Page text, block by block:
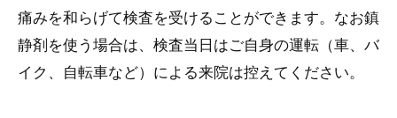
痛みを和らげて検査を受けることができます。なお鎮
静剤を使う場合は、検査当日はご自身の運転（車、バ
イク、自転車など）による来院は控えてください。